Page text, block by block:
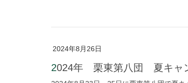
2024年8月26日
2024年 栗東第八団 夏キ